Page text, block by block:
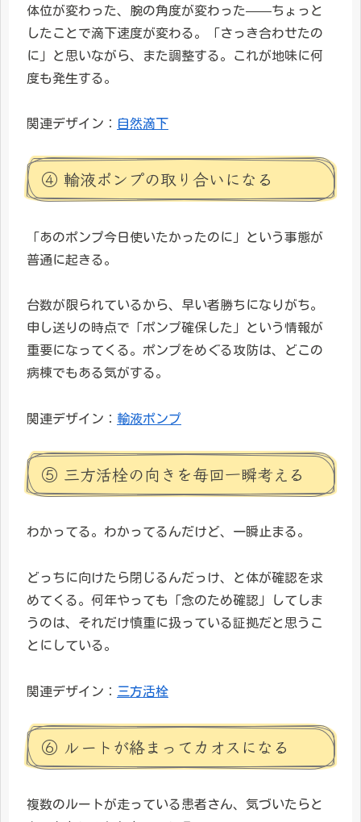
体位が変わった、腕の角度が変わった——ちょっと
したことで滴下速度が変わる。「さっき合わせたの
に」と思いながら、また調整する。これが地味に何
度も発生する。
関連デザイン： 自然滴下
④ 輸液ポンプの取り合いになる
「あのポンプ今日使いたかったのに」という事態が
普通に起きる。
台数が限られているから、早い者勝ちになりがち。
申し送りの時点で「ポンプ確保した」という情報が
重要になってくる。ポンプをめぐる攻防は、どこの
病棟でもある気がする。
関連デザイン： 輸液ポンプ
⑤ 三方活栓の向きを毎回一瞬考える
わかってる。わかってるんだけど、一瞬止まる。
どっちに向けたら閉じるんだっけ、と体が確認を求
めてくる。何年やっても「念のため確認」してしま
うのは、それだけ慎重に扱っている証拠だと思うこ
とにしている。
関連デザイン： 三方活栓
⑥ ルートが絡まってカオスになる
複数のルートが走っている患者さん、気づいたらと